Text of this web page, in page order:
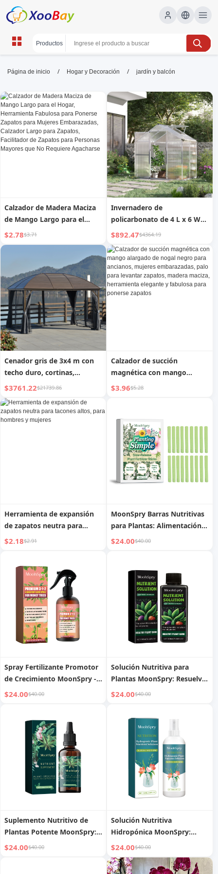
jardín y balcón | XOOBAY B2B/B2C
jardín, balcón, decoración, wholesale jardín y
balcón, XOOBAY
Guía de diseño para jardín y balcón: ideas prácticas y eficientes.
Página de inicio / Hogar y Decoración / jardín y balcón
Calzador de Madera Maciza
de Mango Largo para el
Hogar, Herramienta
Fabulosa para Ponerse
Embarazadas, Calzador
Largo para Zapatos,
Facilitador de Zapatos para
Personas Mayores que No
Requiere Agacharse
$2.78$3.71
Invernadero de
policarbonato de 4 L x 6 W
con puerta de techo,
invernadero exterior para
invierno, transparente
$892.47$4364.19
Cenador gris de 3x4 m con
techo duro, cortinas,
mosquitera, pabellón,
gancho para techo para
patio y jardín
$3761.22$21739.86
Calzador de succión
magnética con mango
alargado de nogal negro
levantar zapatos, madera
maciza, herramienta
elegante y fabulosa para
ponerse zapatos
$3.96$5.28
Herramienta de expansión
de zapatos neutra para
tacones altos, para hombres
$2.18$2.91
MoonSpry Barras Nutritivas
para Plantas: Alimentación
Equilibrada Sostenida,
Liberación Lenta
$24.00$40.00
Spray Fertilizante Promotor
de Crecimiento MoonSpry -
Activa el Desarrollo de
$24.00$40.00
Solución Nutritiva para
Plantas MoonSpry: Resuelve
Hojas Amarillas y Caídas,
(Suelo/Hidropónico)
$24.00$40.00
Suplemento Nutritivo de
Plantas Potente MoonSpry:
Impulsa el Crecimiento,
$24.00$40.00
Solución Nutritiva
Hidropónica MoonSpry:
Nutre Plantas Verdes,
Promueve un Crecimiento
Vigoroso
$24.00$40.00